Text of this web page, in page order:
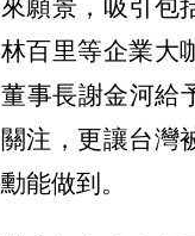
來願景，吸引包
林百里等企業大
董事長謝金河給
關注，更讓台灣
勳能做到。